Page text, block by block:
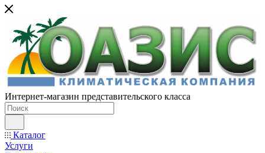
Интернет-магазин представительского класса
Каталог
Услуги